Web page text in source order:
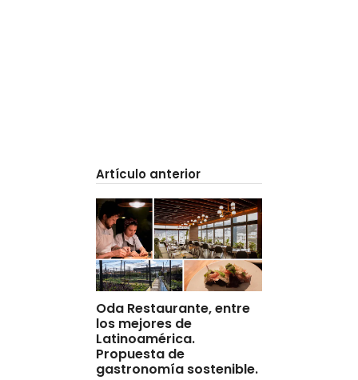
Artículo anterior
Oda Restaurante, entre
los mejores de
Latinoamérica.
Propuesta de
gastronomía sostenible.